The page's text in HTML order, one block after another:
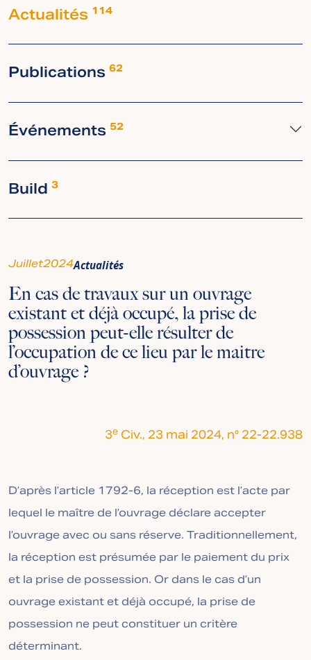
Actualités 114
Publications 62
Événements 52
Build 3
Juillet2024Actualités
En cas de travaux sur un ouvrage
existant et déjà occupé, la prise de
possession peut-elle résulter de
l’occupation de ce lieu par le maitre
d’ouvrage ?
3eCiv., 23 mai 2024, n° 22-22.938
D’après l’article 1792-6, la réception est l’acte par
lequel le maître de l’ouvrage déclare accepter
l’ouvrage avec ou sans réserve. Traditionnellement,
la réception est présumée par le paiement du prix
et la prise de possession. Or dans le cas d’un
ouvrage existant et déjà occupé, la prise de
possession ne peut constituer un critère
déterminant.